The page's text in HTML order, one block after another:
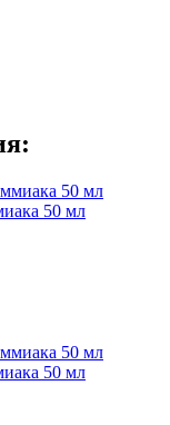
50 мл
50 мл